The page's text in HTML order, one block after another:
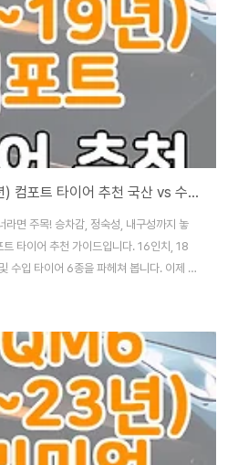
분들의 선택을 받고 있습니다. 하지만 말입
쌍용 티볼리 아머(17~19년) 컴포트 타이어 추천 국산 vs 수입 비교
면 주목! 승차감, 정숙성, 내구성까지 놓
타이어 추천 가이드입니다. 16인치, 18
수입 타이어 6종을 파헤쳐 봅니다. 이제 아
이빙을 즐겨보세요. 내 차 티볼리 아머, 언
는 게 없는 참 착한 녀석이죠. 그런데 말입
어주는 방법이 있다는 사실! 바로 타이어
어가 나쁘다는 건 아닙니다. 하지만 우리
리다 퇴근하고 나면, 그저 조용하고 편안하